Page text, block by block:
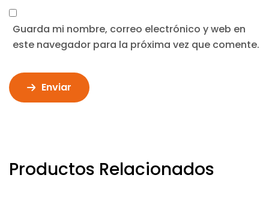
Guarda mi nombre, correo electrónico y web en
este navegador para la próxima vez que comente.
Enviar
Productos Relacionados